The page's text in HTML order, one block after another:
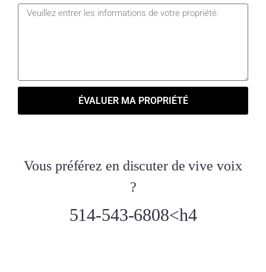
ÉVALUER MA PROPRIÉTÉ
Vous préférez en discuter de vive voix
?
514-543-6808<h4